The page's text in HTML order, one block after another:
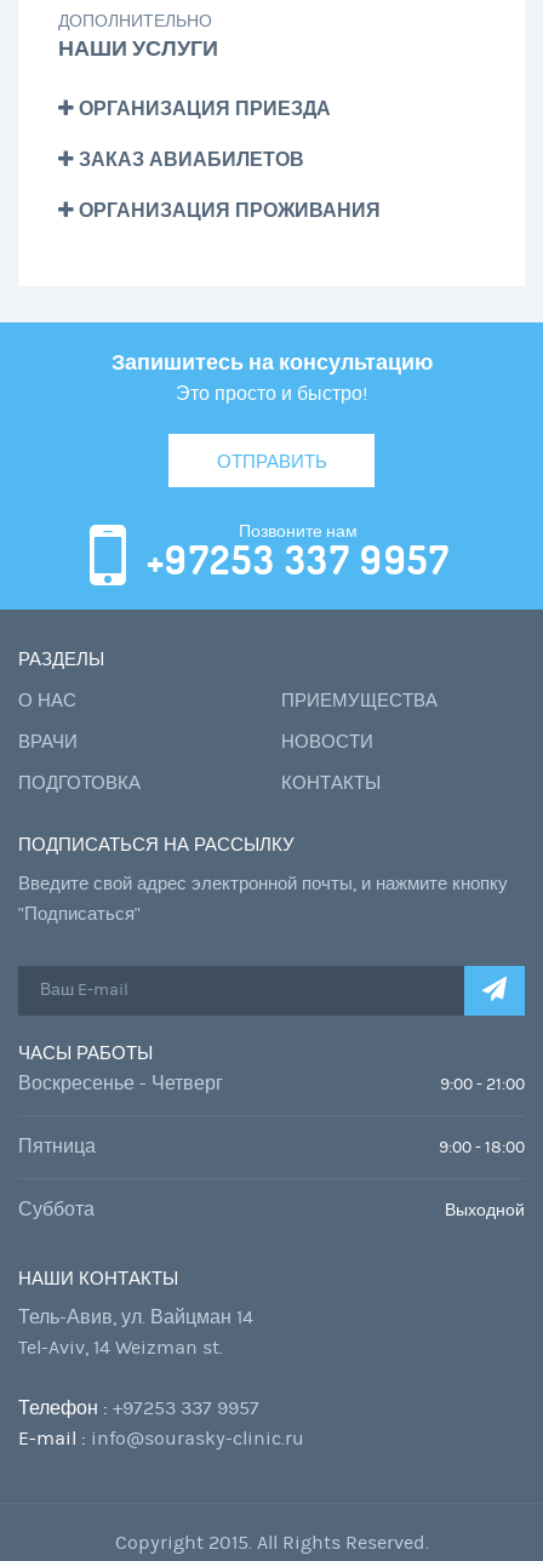
ДОПОЛНИТЕЛЬНО
НАШИ УСЛУГИ
ОРГАНИЗАЦИЯ ПРИЕЗДА
ЗАКАЗ АВИАБИЛЕТОВ
ОРГАНИЗАЦИЯ ПРОЖИВАНИЯ
Запишитесь на консультацию
Это просто и быстро!
ОТПРАВИТЬ
Позвоните нам
+97253 337 9957
РАЗДЕЛЫ
О НАС
ВРАЧИ
ПОДГОТОВКА
ПРИЕМУЩЕСТВА
НОВОСТИ
КОНТАКТЫ
ПОДПИСАТЬСЯ НА РАССЫЛКУ
Введите свой адрес электронной почты, и нажмите кнопку
"Подписаться"
ЧАСЫ РАБОТЫ
Воскресенье - Четверг 9:00 - 21:00
Пятница 9:00 - 18:00
Суббота Выходной
НАШИ КОНТАКТЫ
Тель-Авив, ул. Вайцман 14
Tel-Aviv, 14 Weizman st.
Телефон : +97253 337 9957
E-mail : info@sourasky-clinic.ru
Copyright 2015. All Rights Reserved.